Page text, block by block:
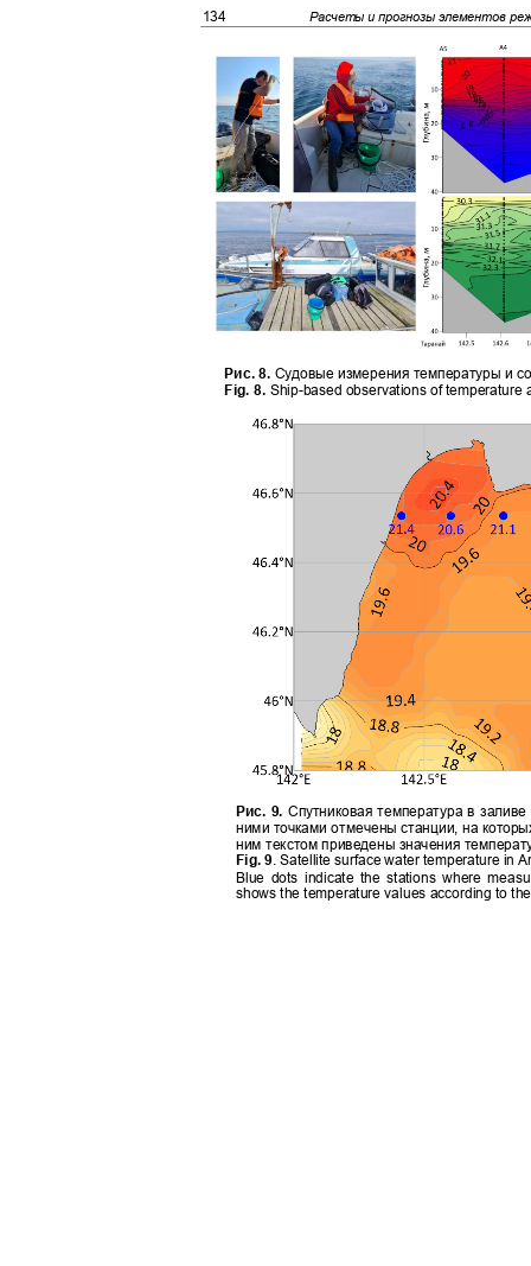
134 Расчеты и прогнозы элементов
Рис. 8. Судовые измерения температуры и
Fig. 8. Ship-based observations of
Рис. 9. Спутниковая температура в
ними точками отмечены станции, на
ним текстом приведены значения
Fig. 9 . Satellite surface water temperature in
Blue dots indicate the stations where
shows the temperature values according to